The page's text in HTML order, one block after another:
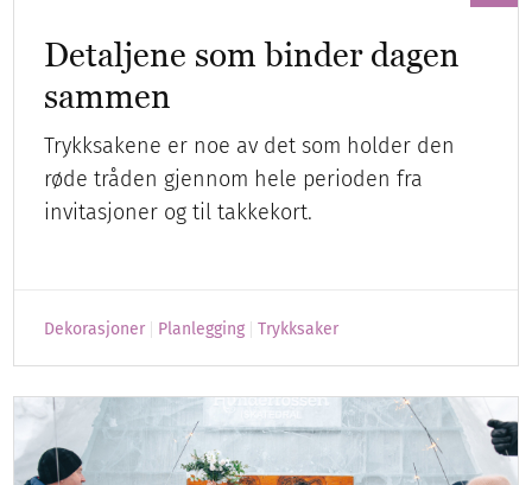
Detaljene som binder dagen
sammen
Trykksakene er noe av det som holder den
røde tråden gjennom hele perioden fra
invitasjoner og til takkekort.
Dekorasjoner Planlegging Trykksaker